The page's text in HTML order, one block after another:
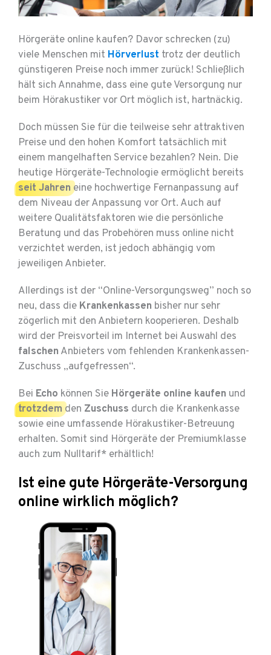
Hörgeräte online kaufen? Davor schrecken (zu)
viele Menschen mit Hörverlust trotz der deutlich
günstigeren Preise noch immer zurück! Schließlich
hält sich Annahme, dass eine gute Versorgung nur
beim Hörakustiker vor Ort möglich ist, hartnäckig.
Doch müssen Sie für die teilweise sehr attraktiven
Preise und den hohen Komfort tatsächlich mit
einem mangelhaften Service bezahlen? Nein. Die
heutige Hörgeräte-Technologie ermöglicht bereits
seit Jahren eine hochwertige Fernanpassung auf
dem Niveau der Anpassung vor Ort. Auch auf
weitere Qualitätsfaktoren wie die persönliche
Beratung und das Probehören muss online nicht
verzichtet werden, ist jedoch abhängig vom
jeweiligen Anbieter.
Allerdings ist der “Online-Versorgungsweg” noch so
neu, dass die Krankenkassen bisher nur sehr
zögerlich mit den Anbietern kooperieren. Deshalb
wird der Preisvorteil im Internet bei Auswahl des
falschen Anbieters vom fehlenden Krankenkassen-
Zuschuss „aufgefressen“.
Bei Echo können Sie Hörgeräte online kaufen und
trotzdem den Zuschuss durch die Krankenkasse
sowie eine umfassende Hörakustiker-Betreuung
erhalten. Somit sind Hörgeräte der Premiumklasse
auch zum Nulltarif* erhältlich!
Ist eine gute Hörgeräte-Versorgung
online wirklich möglich?